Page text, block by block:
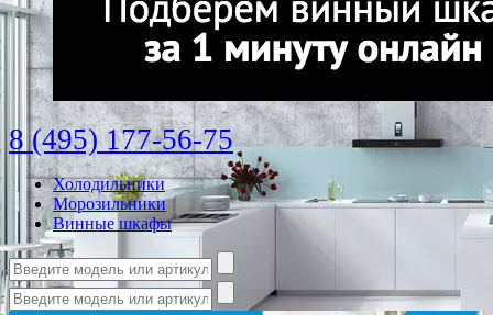
8 (495) 177-56-75
Холодильники
Морозильники
Винные шкафы